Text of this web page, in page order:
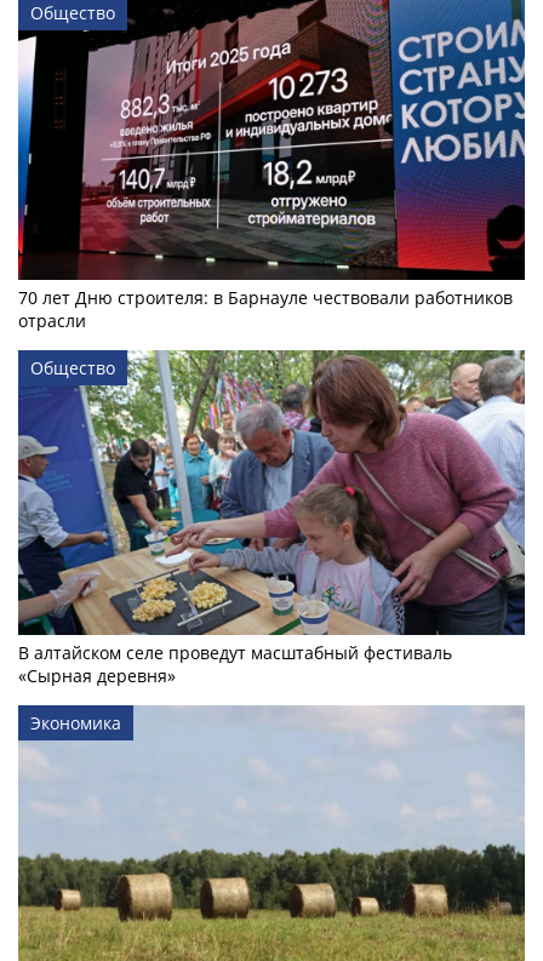
Общество
70 лет Дню строителя: в Барнауле чествовали работников
отрасли
Общество
В алтайском селе проведут масштабный фестиваль
«Сырная деревня»
Экономика